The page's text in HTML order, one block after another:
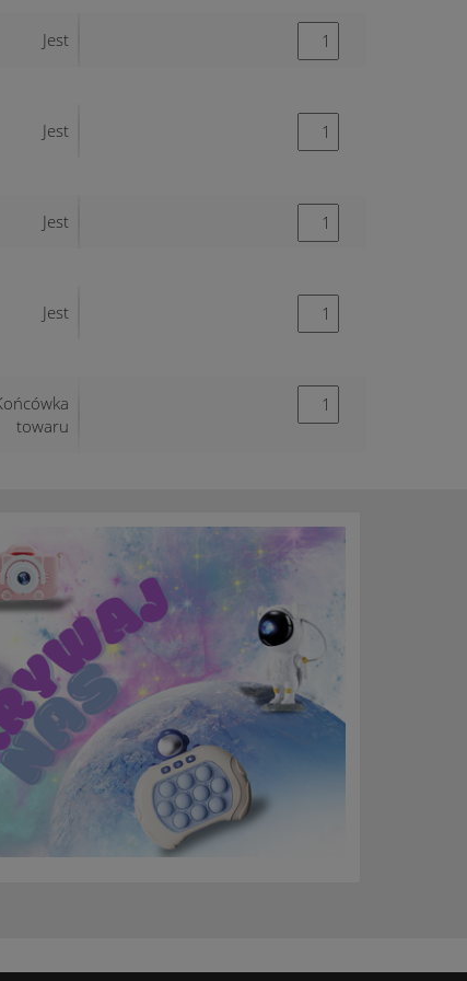
Jest
Jest
Jest
Jest
towaru